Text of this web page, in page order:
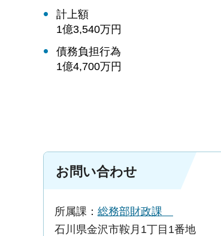
計上額
1億3,540万円
債務負担行為
1億4,700万円
お問い合わせ
所属課： 総務部財政課
石川県金沢市鞍月1丁目1番地